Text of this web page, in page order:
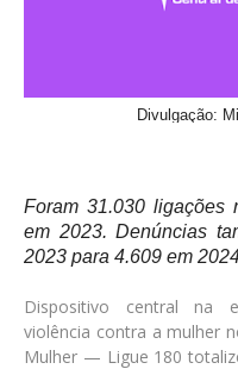
Divulgação:
Foram 31.030 ligações
em 2023. Denúncias
2023 para 4.609 em
Dispositivo central na
violência contra a mulher
Mulher — Ligue 180